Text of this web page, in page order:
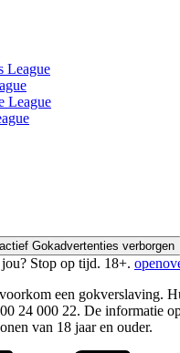
League
League
Gokadvertenties verborgen
Stop op tijd. 18+.
een gokverslaving.
24 000 22. De informatie
van 18 jaar en ouder.